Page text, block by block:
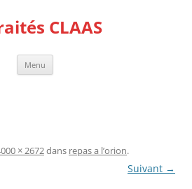
CLAAS
Menu
× 2672dans repas a l’orion.
Suivant →